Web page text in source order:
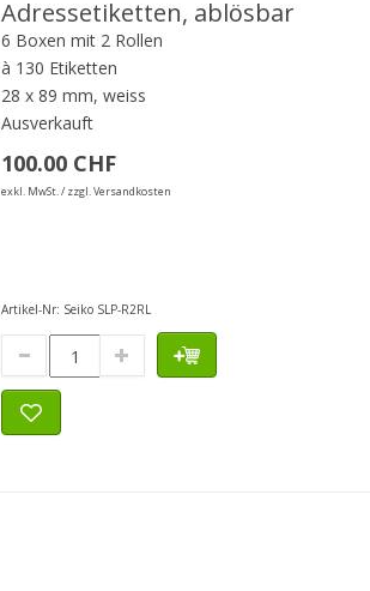
Adressetiketten, ablösbar
6 Boxen mit 2 Rollen
à 130 Etiketten
28 x 89 mm, weiss
Ausverkauft
100.00 CHF
exkl. MwSt. / zzgl. Versandkosten
Artikel-Nr: Seiko SLP-R2RL